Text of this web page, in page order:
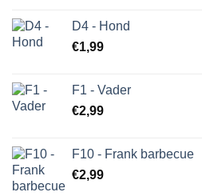
D4 - Hond
€1,99
F1 - Vader
€2,99
F10 - Frank barbecue
€2,99